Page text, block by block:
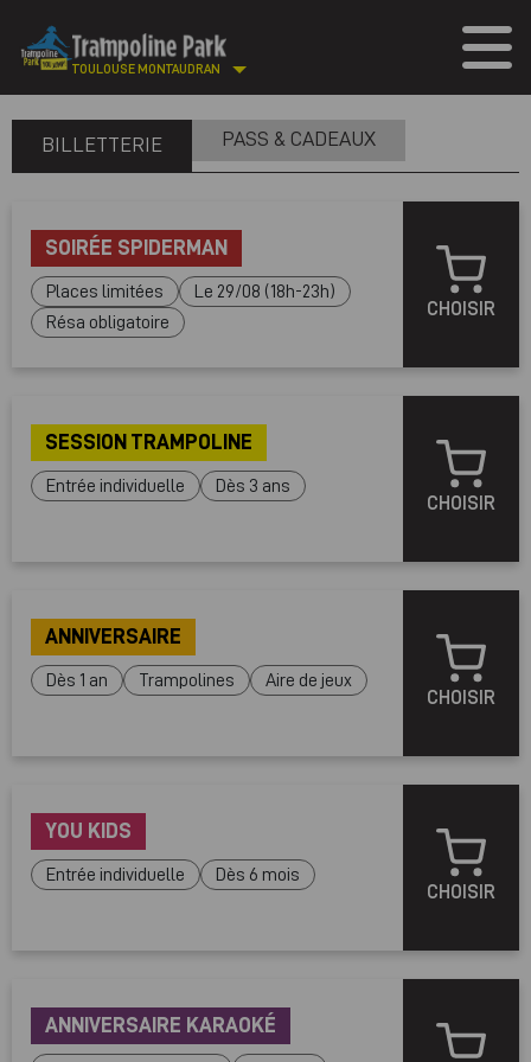
TOULOUSE MONTAUDRAN
BILLETTERIE PASS & CADEAUX
SOIRÉE SPIDERMAN
Places limitées
Le 29/08 (18h-23h)
Résa obligatoire
CHOISIR
SESSION TRAMPOLINE
Entrée individuelle
Dès 3 ans
CHOISIR
ANNIVERSAIRE
Dès 1 an Trampolines
Aire de jeux
CHOISIR
YOU KIDS
Entrée individuelle
Dès 6 mois
CHOISIR
ANNIVERSAIRE KARAOKÉ